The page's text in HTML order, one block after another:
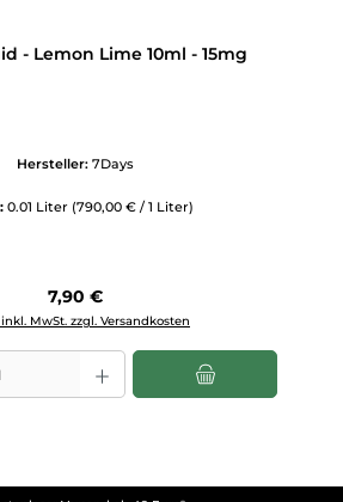
- Lemon Lime 10ml - 15mg
Hersteller: 7Days
0.01 Liter (790,00 € / 1 Liter)
Regulärer Preis:
7,90 €
inkl. MwSt. zzgl. Versandkosten
den gewünschten Wert ein oder benutze die